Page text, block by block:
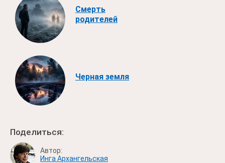
Смерть
родителей
Черная земля
Поделиться:
Автор:
Инга Архангельская